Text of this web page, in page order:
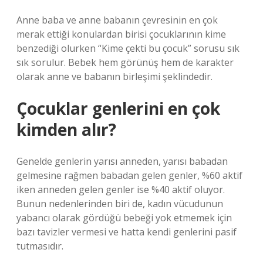
Anne baba ve anne babanın çevresinin en çok
merak ettiği konulardan birisi çocuklarının kime
benzediği olurken “Kime çekti bu çocuk” sorusu sık
sık sorulur. Bebek hem görünüş hem de karakter
olarak anne ve babanın birleşimi şeklindedir.
Çocuklar genlerini en çok
kimden alır?
Genelde genlerin yarısı anneden, yarısı babadan
gelmesine rağmen babadan gelen genler, %60 aktif
iken anneden gelen genler ise %40 aktif oluyor.
Bunun nedenlerinden biri de, kadın vücudunun
yabancı olarak gördüğü bebeği yok etmemek için
bazı tavizler vermesi ve hatta kendi genlerini pasif
tutmasıdır.